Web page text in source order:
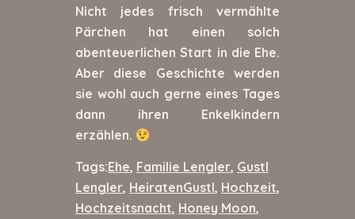
Nicht jedes frisch vermählte
Pärchen hat einen solch
abenteuerlichen Start in die Ehe.
Aber diese Geschichte werden
sie wohl auch gerne eines Tages
dann ihren Enkelkindern
erzählen.
Tags:Ehe, Familie Lengler, Gustl
Lengler, HeiratenGustl, Hochzeit,
Hochzeitsnacht, Honey Moon,